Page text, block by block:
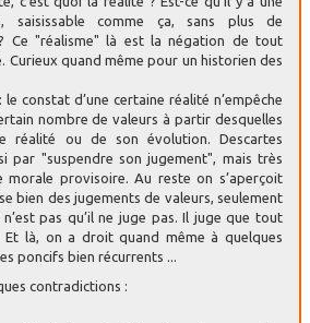
saisissable comme ça, sans plus de
Ce "réalisme" là est la négation de tout
Curieux quand même pour un historien des
constat d’une certaine réalité n’empêche
nombre de valeurs à partir desquelles
réalité ou de son évolution. Descartes
par "suspendre son jugement", mais très
provisoire. Au reste on s’aperçoit
bien des jugements de valeurs, seulement
pas qu’il ne juge pas. Il juge que tout
Et là, on a droit quand même à quelques
poncifs bien récurrents ...
contradictions :